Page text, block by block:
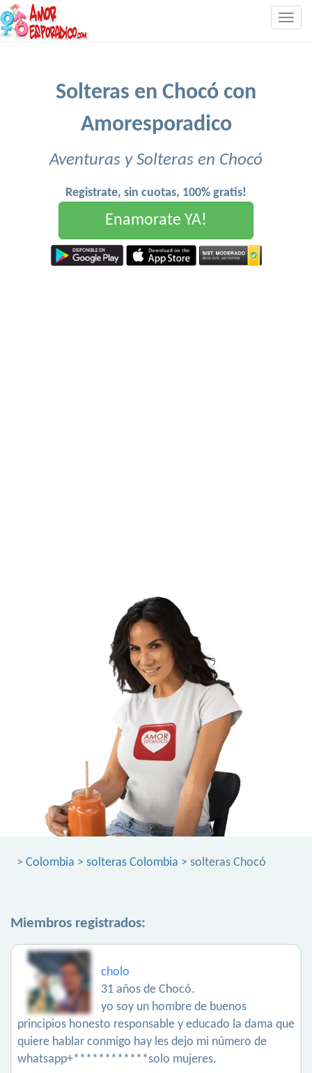
Solteras en Chocó con
Amoresporadico
Aventuras y Solteras en Chocó
Registrate, sin cuotas, 100% gratis!
Enamorate YA!
> Colombia > solteras Colombia > solteras Chocó
Miembros registrados:
cholo
31 años de Chocó.
yo soy un hombre de buenos
principios honesto responsable y educado la dama que
quiere hablar conmigo hay les dejo mi número de
whatsapp+************solo mujeres.